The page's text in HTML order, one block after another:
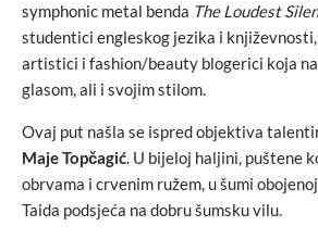
symphonic metal benda The Loudest
studentici engleskog jezika i
artistici i fashion/beauty blogerici koja
glasom, ali i svojim stilom.
Ovaj put našla se ispred objektiva
Maje Topčagić. U bijeloj haljini, puštene
obrvama i crvenim ružem, u šumi
Taida podsjeća na dobru šumsku vilu.